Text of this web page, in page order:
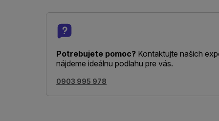
Potrebujete pomoc? Kontaktujte našich
nájdeme ideálnu podlahu pre vás.
0903 995 978